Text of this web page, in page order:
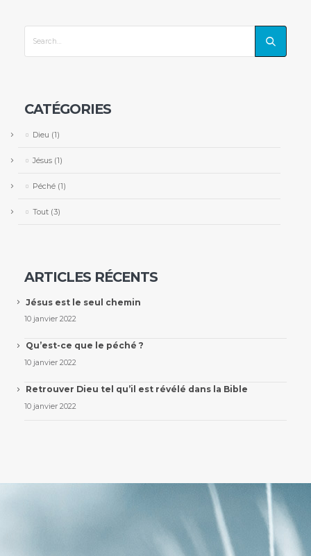
CATÉGORIES
Dieu (1)
Jésus(1)
Péché(1)
Tout(3)
ARTICLES RÉCENTS
Jésus est le seul chemin
10 janvier 2022
Qu’est-ce que le péché ?
10 janvier 2022
Retrouver Dieu tel qu’il est révélé dans la Bible
10 janvier 2022